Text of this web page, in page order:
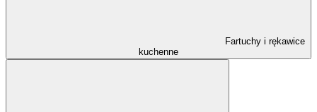
Fartuchy i rękawice
kuchenne